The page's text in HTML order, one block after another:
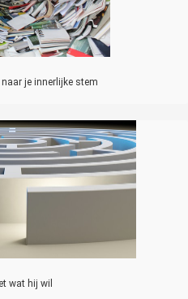
naar je innerlijke stem
wat hij wil